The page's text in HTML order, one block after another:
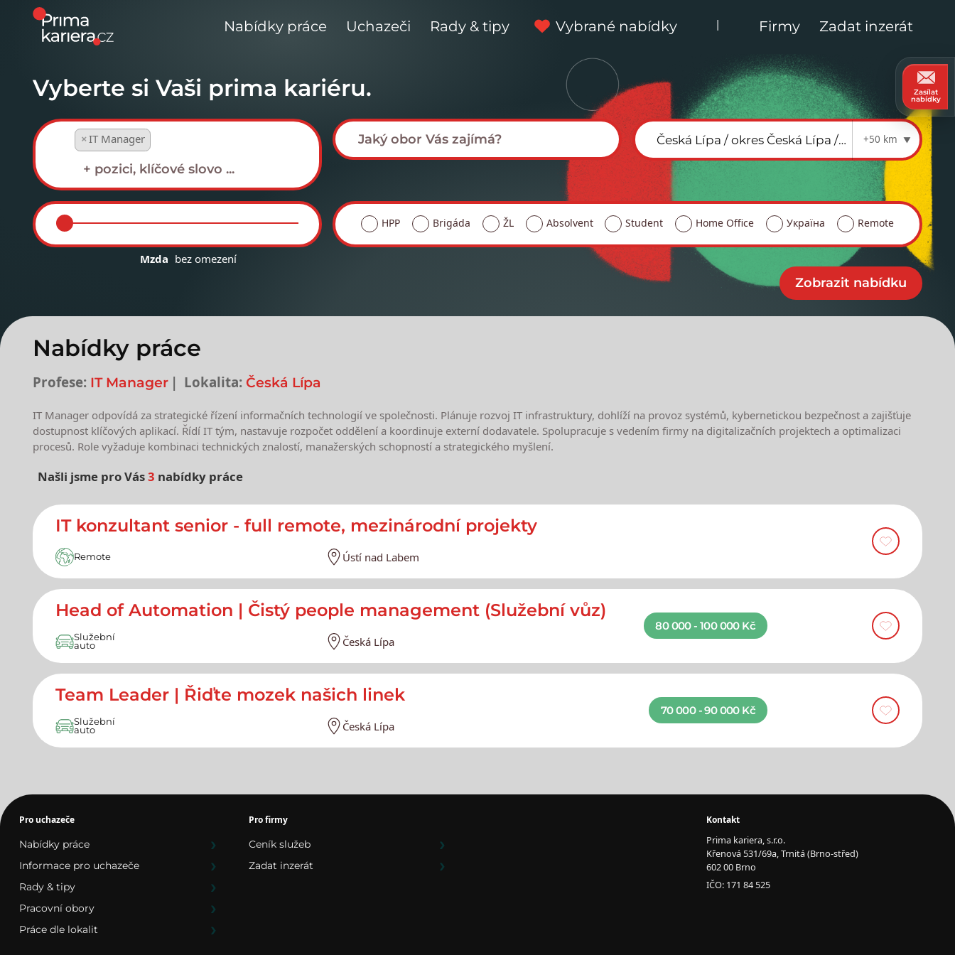
Nabídky práce Uchazeči Rady & tipy Vybrané nabídky | Firmy Zadat inzerát
Vyberte si Vaši prima kariéru.
×IT Manager +50 km
Mzda bez omezení
HPP Brigáda ŽL Absolvent Student Home Office Україна Remote
Nabídky práce
Profese: IT Manager Lokalita: Česká Lípa
IT Manager odpovídá za strategické řízení informačních technologií ve společnosti. Plánuje rozvoj IT infrastruktury, dohlíží na provoz systémů, kybernetickou bezpečnost a zajišťuje
dostupnost klíčových aplikací. Řídí IT tým, nastavuje rozpočet oddělení a koordinuje externí dodavatele. Spolupracuje s vedením firmy na digitalizačních projektech a optimalizaci
procesů. Role vyžaduje kombinaci technických znalostí, manažerských schopností a strategického myšlení.
Našli jsme pro Vás3 nabídky práce
Nejnovější nabídky práce
IT konzultant senior - full remote, mezinárodní projekty
Remote Ústí nad Labem
Head of Automation | Čistý people management (Služební vůz)
Služební
auto
Česká Lípa
80 000 - 100 000 Kč
Team Leader | Řiďte mozek našich linek
Služební
auto
Česká Lípa
70 000 - 90 000 Kč
Zasílat
nabídky
Pro uchazeče
Nabídky práce
Informace pro uchazeče
Rady & tipy
Pracovní obory
Práce dle lokalit
Pro firmy
Ceník služeb
Zadat inzerát
Kontakt
Prima kariera, s.r.o.
Křenová 531/69a, Trnitá (Brno-střed)
602 00 Brno
IČO: 171 84 525